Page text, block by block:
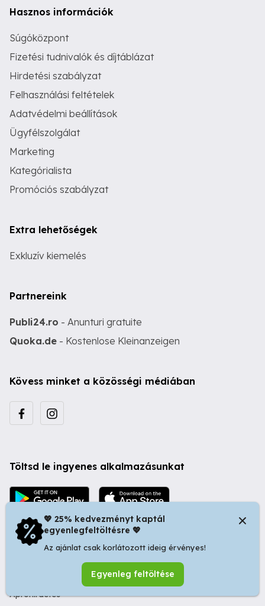
Hasznos információk
Súgóközpont
Fizetési tudnivalók és díjtáblázat
Hirdetési szabályzat
Felhasználási feltételek
Adatvédelmi beállítások
Ügyfélszolgálat
Marketing
Kategórialista
Promóciós szabályzat
Extra lehetőségek
Exkluzív kiemelés
Partnereink
Publi24.ro - Anunturi gratuite
Quoka.de - Kostenlose Kleinanzeigen
Kövess minket a közösségi médiában
Töltsd le ingyenes alkalmazásunkat
© 2026 Startapró S.R.L. | Bulevardul Dacia nr 34, Oradea
410346, Romania | Tax ID: RO44483373 -
Ingyenes
Apróhirdetés
💖 25% kedvezményt kaptál
egyenlegfeltöltésre 💖
Az ajánlat csak korlátozott ideig érvényes!
Egyenleg feltöltése